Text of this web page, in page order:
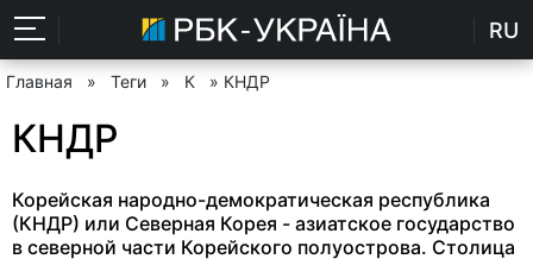
RU
Главная » Теги » К » КНДР
КНДР
Корейская народно-демократическая республика
(КНДР) или Северная Корея - азиатское государство
в северной части Корейского полуострова. Столица